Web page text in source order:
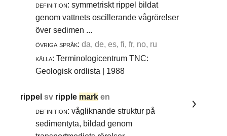
definition: symmetriskt rippel bildat
genom vattnets oscillerande vågrörelser
över sedimen ...
övriga språk: da, de, es, fi, fr, no, ru
källa: Terminologicentrum TNC:
Geologisk ordlista | 1988
rippelsv ripple mark en
definition: vågliknande struktur på
sedimentyta, bildad genom